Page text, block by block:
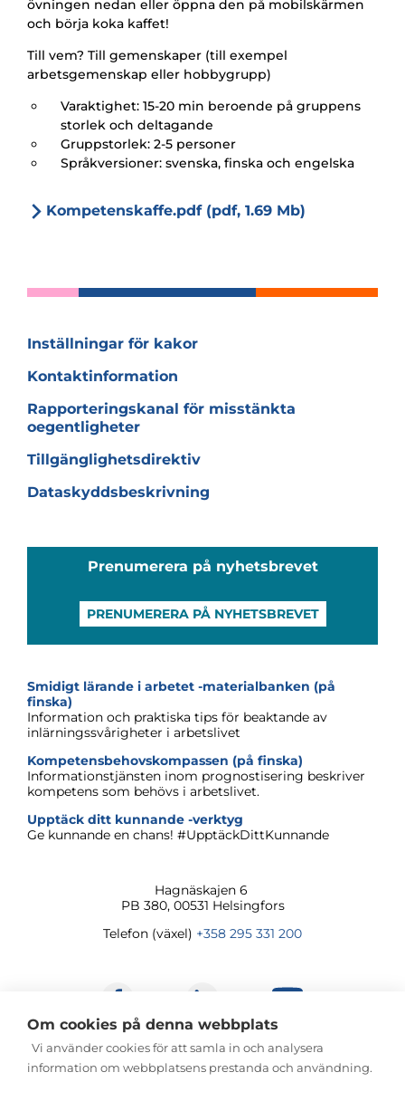
övningen nedan eller öppna den på mobilskärmen
och börja koka kaffet!
Till vem? Till gemenskaper (till exempel
arbetsgemenskap eller hobbygrupp)
Varaktighet: 15-20 min beroende på gruppens
storlek och deltagande
Gruppstorlek: 2-5 personer
Språkversioner: svenska, finska och engelska
Kompetenskaffe.pdf (pdf, 1.69 Mb)
Inställningar för kakor
Kontaktinformation
Rapporteringskanal för misstänkta
oegentligheter
Tillgänglighetsdirektiv
Dataskyddsbeskrivning
Prenumerera på nyhetsbrevet
PRENUMERERA PÅ NYHETSBREVET
Smidigt lärande i arbetet -materialbanken (på
finska)
Information och praktiska tips för beaktande av
inlärningssvårigheter i arbetslivet
Kompetensbehovskompassen (på finska)
Informationstjänsten inom prognostisering beskriver
kompetens som behövs i arbetslivet.
Upptäck ditt kunnande -verktyg
Ge kunnande en chans! #UpptäckDittKunnande
Hagnäskajen6
PB 380, 00531 Helsingfors
Telefon (växel) +358 295 331 200
Om cookies på denna webbplats
Vi använder cookies för att samla in och analysera
information om webbplatsens prestanda och användning.